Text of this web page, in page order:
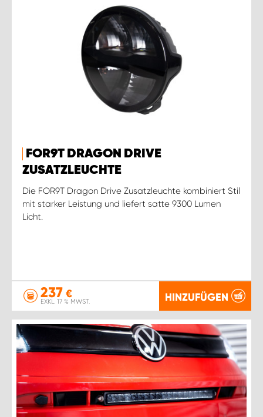
FOR9T DRAGON DRIVE
ZUSATZLEUCHTE
Die FOR9T Dragon Drive Zusatzleuchte kombiniert Stil
mit starker Leistung und liefert satte 9300 Lumen
Licht.
237 €
EXKL. 17 % MWST. HINZUFÜGEN